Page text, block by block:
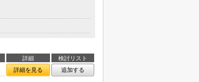
詳細
検討リスト
詳細を見る 追加する